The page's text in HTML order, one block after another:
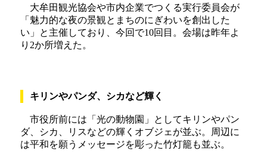
大牟田観光協会や市内企業でつくる実行委員会が
「魅力的な夜の景観とまちのにぎわいを創出した
い」と主催しており、今回で10回目。会場は昨年よ
り2か所増えた。
キリンやパンダ、シカなど輝く
市役所前には「光の動物園」としてキリンやパン
ダ、シカ、リスなどの輝くオブジェが並ぶ。周辺に
は平和を願うメッセージを彫った竹灯籠も並ぶ。